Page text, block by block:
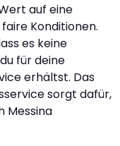
auf eine
Konditionen.
es keine
für deine
erhältst. Das
sorgt dafür,
Messina